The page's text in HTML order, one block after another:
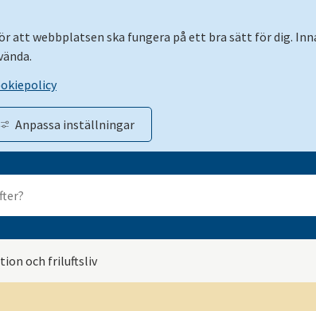
att webbplatsen ska fungera på ett bra sätt för dig.
Anpassa inställningar
och friluftsliv